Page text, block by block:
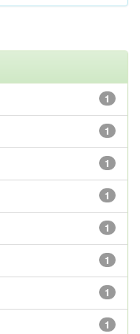
1
1
1
1
1
1
1
1